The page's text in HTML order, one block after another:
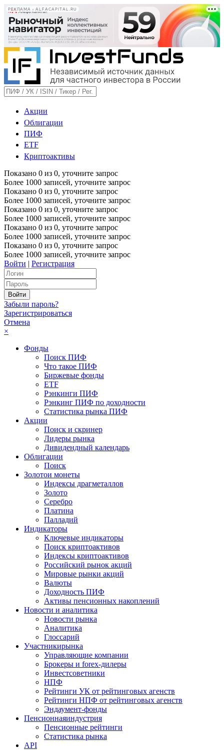
РЕКЛАМА • ALFACAPITAL.RU
Акции
Облигации
ПИФ
ETF
Криптоактивы
Показано 0 из 0, уточните запрос
Более 1000 записей, уточните запрос
Показано 0 из 0, уточните запрос
Более 1000 записей, уточните запрос
Показано 0 из 0, уточните запрос
Более 1000 записей, уточните запрос
Показано 0 из 0, уточните запрос
Более 1000 записей, уточните запрос
Показано 0 из 0, уточните запрос
Более 1000 записей, уточните запрос
Войти | Регистрация
Забыли пароль?
Зарегистрироваться
Отмена
×
Фонды
Поиск ПИФ
Что такое ПИФ
Биржевые фонды
ETF
Рэнкинги ПИФ
Рэнкинг ПИФ по доходности
Статистика рынка ПИФ
Акции
Поиск и скринер
Лидеры рынка
Дивидендный календарь
Облигации
Поиск
Золотои монеты
Индексы драгметаллов
Золото
Серебро
Платина
Палладий
Индикаторы
Ключевые индикаторы
Поиск криптоактивов
Индексы криптоактивов
Российский рынок акций
Мировые рынки акций
Валюты
Доходность ПИФ
Активы пенсионных накоплений
Новости и аналитика
Новости рынка
Аналитика
Глоссарий
Участникирынка
Управляющие компании
Брокеры и forex-дилеры
Инвестсоветники
НПФ
Рейтинги УК от рейтинговых агенств
Рейтинги НПФ от рейтинговых агенств
Эндаумент-фонды
Пенсионнаяиндустрия
Пенсионные рейтинги
Статистика рынка
API